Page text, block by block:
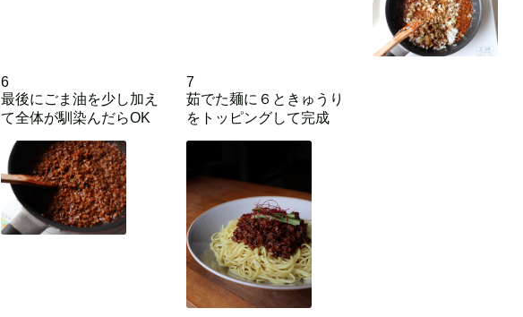
6
最後にごま油を少し加え
て全体が馴染んだらOK
7
茹でた麺に６ときゅうり
をトッピングして完成